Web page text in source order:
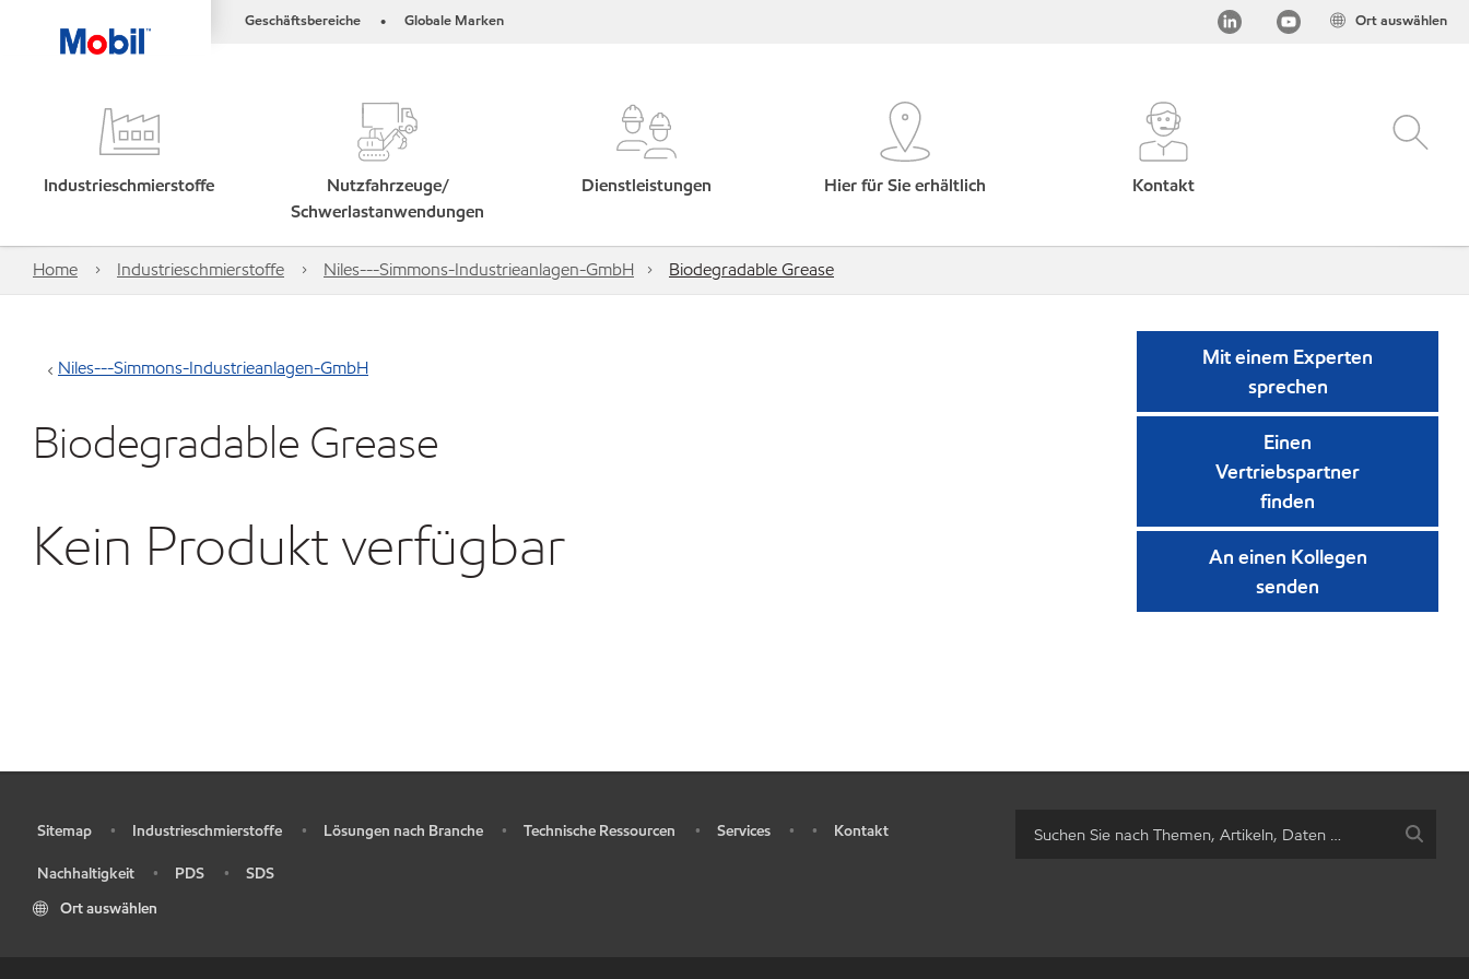
Geschäftsbereiche • Globale Marken Ort auswählen
Industrieschmierstoffe
Nutzfahrzeuge/
Schwerlastanwendungen
Dienstleistungen Hier für Sie erhältlich Kontakt
Home Industrieschmierstoffe Niles---Simmons-Industrieanlagen-GmbH Biodegradable Grease
Niles---Simmons-Industrieanlagen-GmbH
Biodegradable Grease
Kein Produkt verfügbar
Mit einem Experten
sprechen
Einen
Vertriebspartner
finden
An einen Kollegen
senden
Sitemap • Industrieschmierstoffe • Lösungen nach Branche • Technische Ressourcen • Services • • Kontakt
Nachhaltigkeit • PDS •
SDS
Ort auswählen